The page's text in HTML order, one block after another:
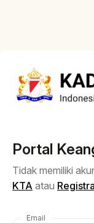
Portal
Tidak memiliki
KTA atau
Email